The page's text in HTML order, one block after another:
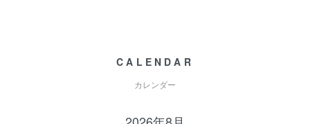
CALENDAR
カレンダー